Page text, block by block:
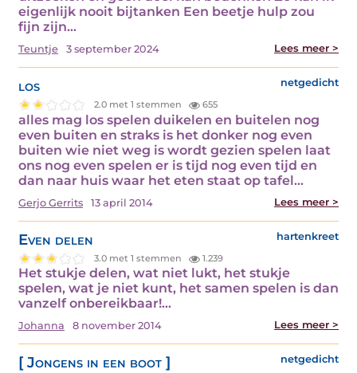
eigenlijk nooit bijtanken Een beetje hulp zou
fijn zijn…
Teuntje 3 september 2024 Lees meer >
los netgedicht
2.0 met 1 stemmen 655
alles mag los spelen duikelen en buitelen nog
even buiten en straks is het donker nog even
buiten wie niet weg is wordt gezien spelen laat
ons nog even spelen er is tijd nog even tijd en
dan naar huis waar het eten staat op tafel…
Gerjo Gerrits 13 april 2014 Lees meer >
Even delen hartenkreet
3.0 met 1 stemmen 1.239
Het stukje delen, wat niet lukt, het stukje
spelen, wat je niet kunt, het samen spelen is dan
vanzelf onbereikbaar!…
Johanna 8 november 2014 Lees meer >
[ Jongens in een boot ] netgedicht